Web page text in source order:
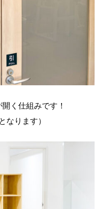
く仕組みです！
なります）